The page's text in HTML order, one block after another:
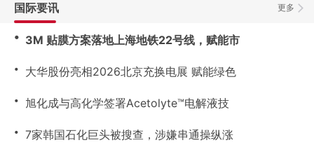
更多
国际要讯
・ 3M 贴膜方案落地上海地铁22号线，赋能市
・ 大华股份亮相2026北京充换电展 赋能绿色
・ 旭化成与高化学签署Acetolyte™电解液技
・ 7家韩国石化巨头被搜查，涉嫌串通操纵涨